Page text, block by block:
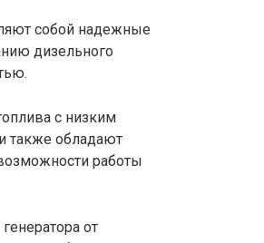
собой надежные
дизельного
с низким
также обладают
работы
от